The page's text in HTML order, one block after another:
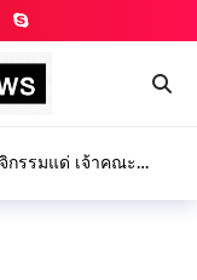
กรรมแด่ เจ้าคณะ